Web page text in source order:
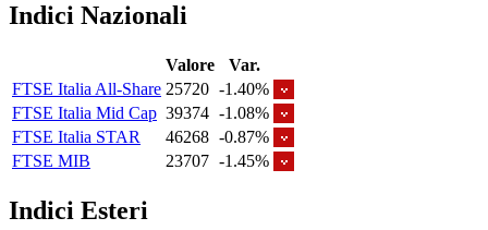
Indici Nazionali
Valore
Var.
FTSE Italia All-Share 25720 -1.40%
FTSE Italia Mid Cap 39374 -1.08%
FTSE Italia STAR
46268 -0.87%
FTSE MIB
23707 -1.45%
Indici Esteri